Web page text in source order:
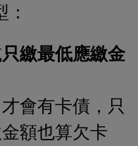
只繳最低應繳金
會有卡債，只
額也算欠卡